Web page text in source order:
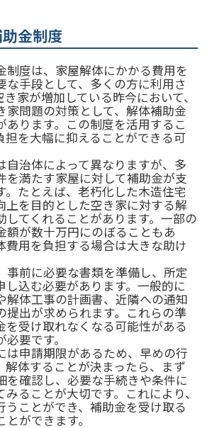
金制度
制度は、家屋解体にかかる費用を
な手段として、多くの方に利用さ
家が増加している昨今において、
家問題の対策として、解体補助金
あります。この制度を活用するこ
担を大幅に抑えることができる可
自治体によって異なりますが、多
を満たす家屋に対して補助金が支
。たとえば、老朽化した木造住宅
上を目的とした空き家に対する解
してくれることがあります。一部の
額が数十万円にのぼることもあ
費用を負担する場合は大きな助け
事前に必要な書類を準備し、所定
し込む必要があります。一般的に
解体工事の計画書、近隣への通知
提出が求められます。これらの準
を受け取れなくなる可能性がある
要です。
は申請期限があるため、早めの行
解体することが決まったら、まず
を確認し、必要な手続きや条件に
ることが大切です。これにより、
うことができ、補助金を受け取る
ができます。